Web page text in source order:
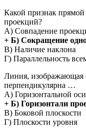
Какой признак
проекций?
А) Совпадение
+ Б) Сокращение
В) Наличие наклона
Г) Параллельность
Линия, изображающая
перпендикулярна …
А) Горизонтальной оси
+ Б) Горизонтали
В) Боковой плоскости
Г) Плоскости уровня